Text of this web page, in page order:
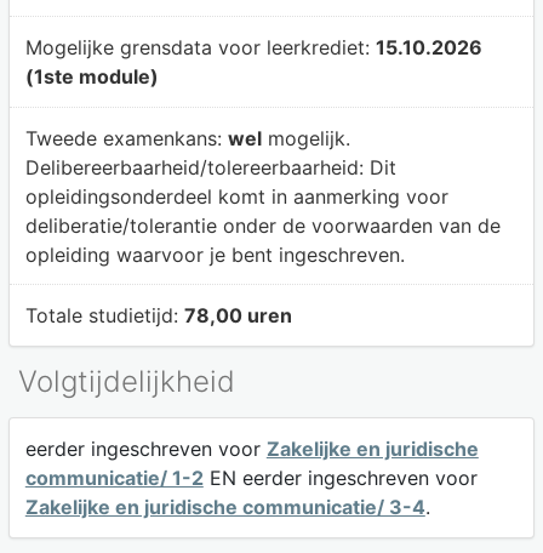
Mogelijke grensdata voor leerkrediet: 15.10.2026
(1ste module)
Tweede examenkans: welmogelijk.
Delibereerbaarheid/tolereerbaarheid: Dit
opleidingsonderdeel komt in aanmerking voor
deliberatie/tolerantie onder de voorwaarden van de
opleiding waarvoor je bent ingeschreven.
Totale studietijd: 78,00 uren
Volgtijdelijkheid
eerder ingeschreven voor Zakelijke en juridische
communicatie/ 1-2EN eerder ingeschreven voor
Zakelijke en juridische communicatie/ 3-4.